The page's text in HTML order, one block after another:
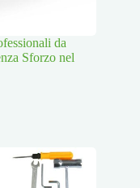
da
Sforzo nel